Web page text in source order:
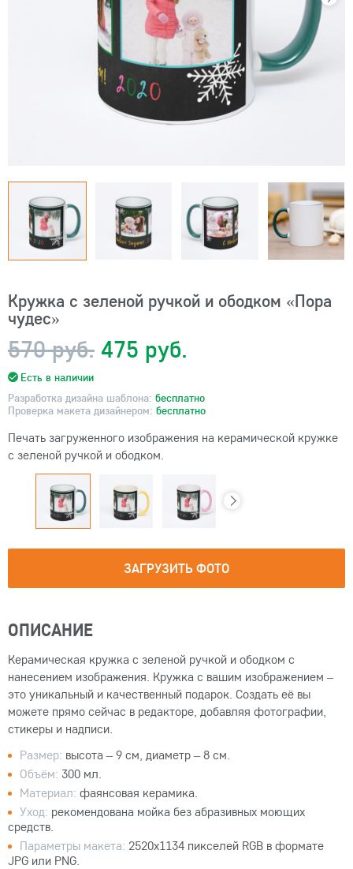
Кружка с зеленой ручкой и ободком «Пора
чудес»
570 руб. 475 руб.
Есть в наличии
Разработка дизайна шаблона: бесплатно
Проверка макета дизайнером: бесплатно
Печать загруженного изображения на керамической кружке
с зеленой ручкой и ободком.
ЗАГРУЗИТЬ ФОТО
ОПИСАНИЕ
Керамическая кружка с зеленой ручкой и ободком с
нанесением изображения. Кружка с вашим изображением –
это уникальный и качественный подарок. Создать её вы
можете прямо сейчас в редакторе, добавляя фотографии,
стикеры и надписи.
Размер: высота – 9 см, диаметр – 8 см.
Объём: 300 мл.
Материал: фаянсовая керамика.
Уход: рекомендована мойка без абразивных моющих
средств.
Параметры макета: 2520x1134 пикселей RGB в формате
JPG или PNG.